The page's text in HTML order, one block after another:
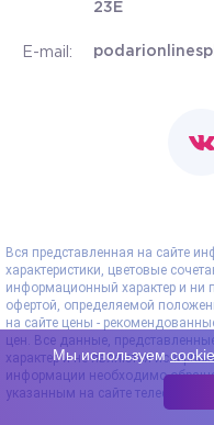
23Е
E-mail:
Вся представленная на сайте
характеристики, цветовые
информационный характер и ни
офертой, определяемой
на сайте цены -
цен. Все данные,
характер и не являются
информации необходимо
указанным на сайте телефонам.
Мы используем